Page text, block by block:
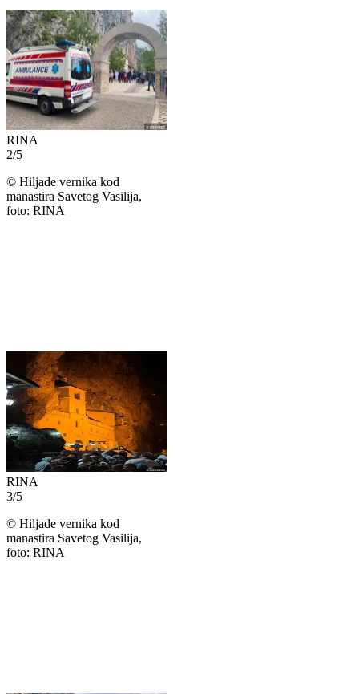
RINA
2/5
© Hiljade vernika kod
manastira Savetog Vasilija,
foto: RINA
RINA
3/5
© Hiljade vernika kod
manastira Savetog Vasilija,
foto: RINA